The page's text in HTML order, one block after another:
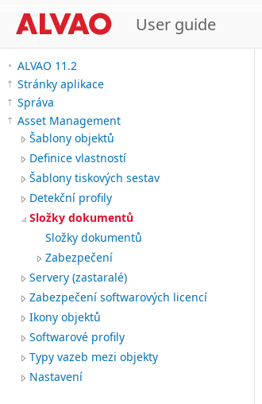
User guide
ALVAO 11.2
Stránky aplikace
Správa
Asset Management
Šablony objektů
Definice vlastností
Šablony tiskových sestav
Detekční profily
Složky dokumentů
Složky dokumentů
Zabezpečení
Servery (zastaralé)
Zabezpečení softwarových licencí
Ikony objektů
Softwarové profily
Typy vazeb mezi objekty
Nastavení